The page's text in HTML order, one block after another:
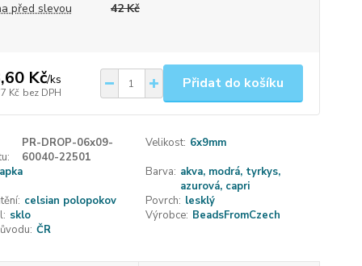
před slevou
42 Kč
Kč/ks
Kč bez DPH
Přidat do košíku
PR-DROP-06x09-
60040-22501
Velikost: 6x9mm
Barva: akva, modrá, tyrkys,
azurová, capri
celsian polopokov Povrch: lesklý
sklo Výrobce: BeadsFromCzech
ČR